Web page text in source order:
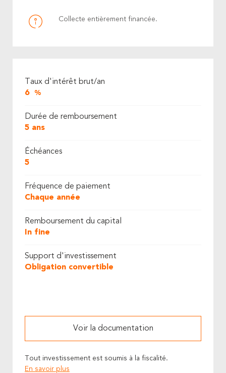
Collecte entièrement financée.
Taux d'intérêt brut/an
6 %
Durée de remboursement
5 ans
Échéances
5
Fréquence de paiement
Chaque année
Remboursement du capital
In fine
Support d'investissement
Obligation convertible
Voir la documentation
Tout investissement est soumis à la fiscalité.
En savoir plus